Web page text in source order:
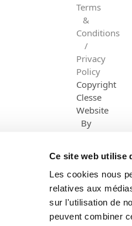
Ce site web utilise
Les cookies nous
relatives aux
sur l'utilisation de
peuvent combiner
Terms
&
Conditions
/
Privacy
Policy
Copyright
Clesse
Website
By